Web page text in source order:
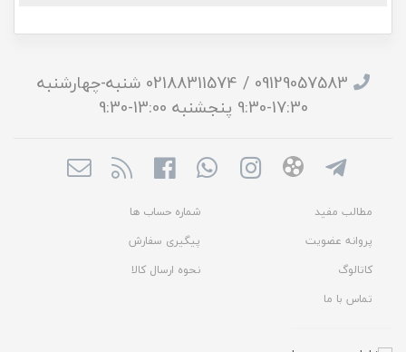
09129057583 / 02188311574 شنبه-چهارشنبه
17:30-9:30 پنجشنبه 13:00-9:30
مطالب مفید
شماره حساب ها
پروانه عضویت
پیگیری سفارش
کاتالوگ
نحوه ارسال کالا
تماس با ما